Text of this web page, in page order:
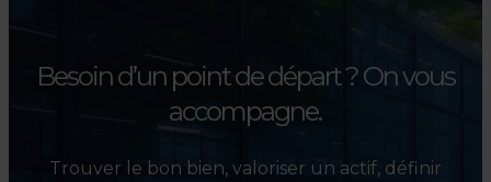
Besoin d’un point de départ ?On vous
accompagne.
Trouver le bon bien, valoriser un actif, définir